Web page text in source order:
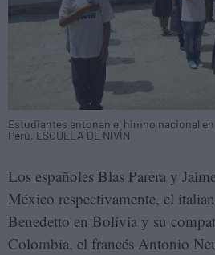
Estudiantes entonan el himno nacional
Perú. ESCUELA DE NIVÍN
Los españoles Blas Parera y
México respectivamente, el
Benedetto en Bolivia y su
Colombia, el francés Antonio